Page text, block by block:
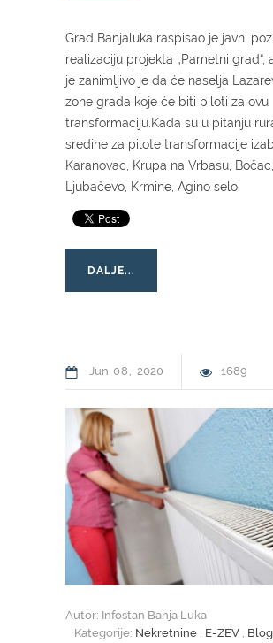
Grad Banjaluka raspisao je javni
realizaciju projekta „Pametni grad“,
je zanimljivo je da će naselja
zone grada koje će biti piloti za ovu
transformaciju.Kada su u pitanju
sredine za pilote transformacije
Karanovac, Krupa na Vrbasu, Bočac,
Ljubačevo, Krmine, Agino selo.
DALJE...
Jun 08 2020 1689
Autor: Infostan Banja Luka
Kategorije: Nekretnine , E-ZEV , Blog